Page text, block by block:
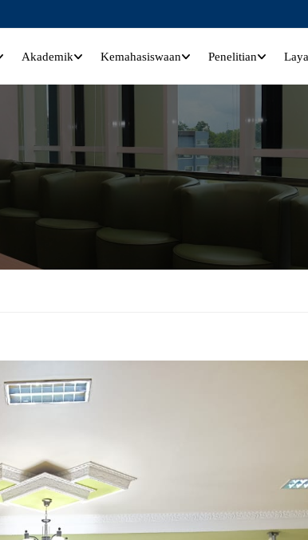
Akademik Kemahasiswaan Penelitian